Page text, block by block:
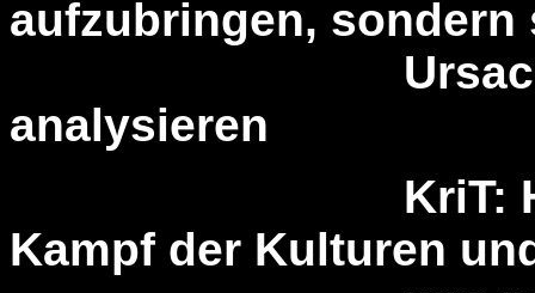
aufzubringen, sondern
Ursachen
analysieren
KriT: H.M.
Kampf der Kulturen